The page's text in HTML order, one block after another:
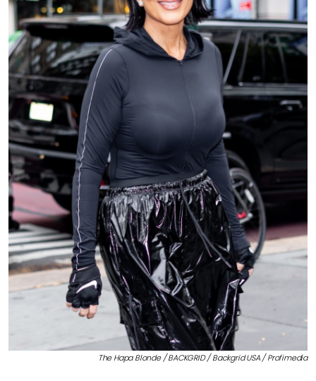
The Hapa Blonde / BACKGRID / Backgrid USA / Profimedia